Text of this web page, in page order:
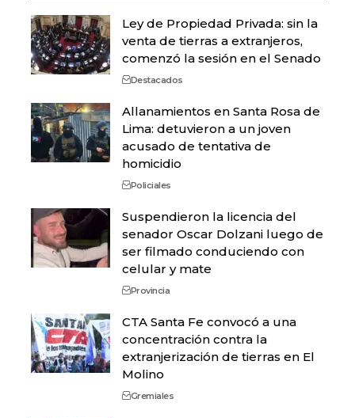
Ley de Propiedad Privada: sin la
venta de tierras a extranjeros,
comenzó la sesión en el Senado
Destacados
Allanamientos en Santa Rosa de
Lima: detuvieron a un joven
acusado de tentativa de
homicidio
Policiales
Suspendieron la licencia del
senador Oscar Dolzani luego de
ser filmado conduciendo con
celular y mate
Provincia
CTA Santa Fe convocó a una
concentración contra la
extranjerización de tierras en El
Molino
Gremiales